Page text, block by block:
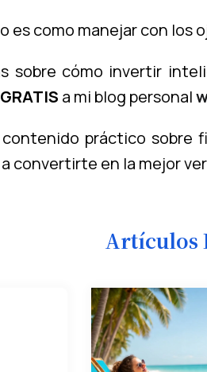
como manejar con los
sobre cómo invertir
a mi blog personal
práctico sobre
convertirte en la mejor
Artículos